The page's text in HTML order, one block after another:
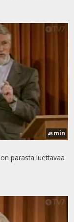
45 min
parasta luettavaa